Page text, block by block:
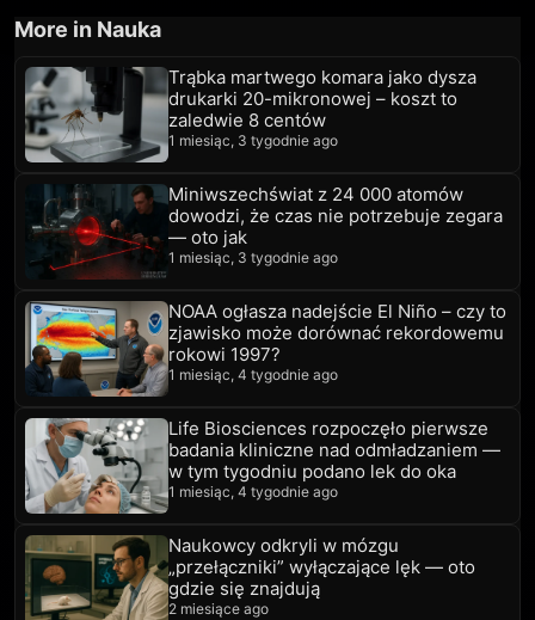
More in Nauka
Trąbka martwego komara jako dysza
drukarki 20-mikronowej – koszt to
zaledwie 8 centów
1 miesiąc, 3 tygodnie ago
Miniwszechświat z 24 000 atomów
dowodzi, że czas nie potrzebuje zegara
— oto jak
1 miesiąc, 3 tygodnie ago
NOAA ogłasza nadejście El Niño – czy to
zjawisko może dorównać rekordowemu
rokowi 1997?
1 miesiąc, 4 tygodnie ago
Life Biosciences rozpoczęło pierwsze
badania kliniczne nad odmładzaniem —
w tym tygodniu podano lek do oka
1 miesiąc, 4 tygodnie ago
Naukowcy odkryli w mózgu
„przełączniki” wyłączające lęk — oto
gdzie się znajdują
2 miesiące ago